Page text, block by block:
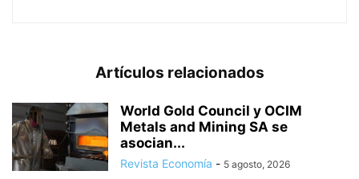
Artículos relacionados
World Gold Council y OCIM
Metals and Mining SA se
asocian...
Revista Economía - 5 agosto, 2026